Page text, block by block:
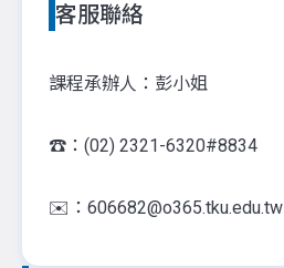
客服聯絡
課程承辦人：彭小姐
☎️：(02) 2321-6320#8834
✉️：606682@o365.tku.edu.tw